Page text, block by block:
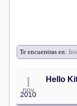
Te encuentras en:
1
nov
2010
Hello